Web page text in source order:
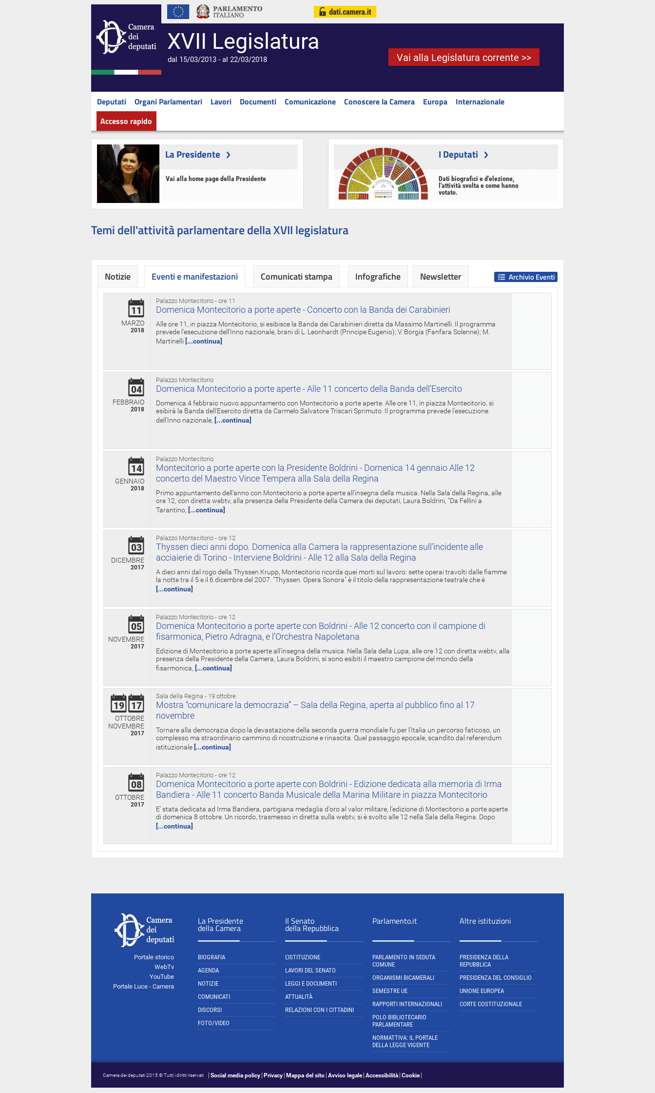
XVII Legislatura
dal 15/03/2013 - al 22/03/2018 Vai alla Legislatura corrente >>
Deputati Organi Parlamentari Lavori Documenti Comunicazione Conoscere la Camera Europa
Internazionale
Accesso rapido
La Presidente
Vai alla home page della Presidente
I Deputati
Dati biografici e d'elezione,
l'attività svolta e come hanno
votato.
Temi dell'attività parlamentare della XVII legislatura
Notizie Eventi e manifestazioni
Palazzo Montecitorio - ore 11
11
MARZO
2018
Domenica Montecitorio a porte aperte - Concerto con la Banda dei Carabinieri
Alle ore 11, in piazza Montecitorio, si esibisce la Banda dei Carabinieri diretta da Massimo Martinelli. Il programma
prevede l'esecuzione dell'Inno nazionale, brani di L. Leonhardt (Principe Eugenio); V. Borgia (Fanfara Solenne); M.
Martinelli [...continua]
Palazzo Montecitorio
04
FEBBRAIO
2018
Domenica Montecitorio a porte aperte - Alle 11 concerto della Banda dell’Esercito
Domenica 4 febbraio nuovo appuntamento con Montecitorio a porte aperte. Alle ore 11, in piazza Montecitorio, si
esibirà la Banda dell'Esercito diretta da Carmelo Salvatore Triscari Sprimuto. Il programma prevede l'esecuzione
dell'Inno nazionale, [...continua]
Palazzo Montecitorio
14
GENNAIO
2018
Montecitorio a porte aperte con la Presidente Boldrini - Domenica 14 gennaio Alle 12
concerto del Maestro Vince Tempera alla Sala della Regina
Primo appuntamento dell'anno con Montecitorio a porte aperte all'insegna della musica. Nella Sala della Regina, alle
ore 12, con diretta webtv, alla presenza della Presidente della Camera dei deputati, Laura Boldrini, "Da Fellini a
Tarantino, [...continua]
Palazzo Montecitorio - ore 12
03
DICEMBRE
2017
Thyssen dieci anni dopo. Domenica alla Camera la rappresentazione sull’incidente alle
acciaierie di Torino - Interviene Boldrini - Alle 12 alla Sala della Regina
A dieci anni dal rogo della Thyssen Krupp, Montecitorio ricorda quei morti sul lavoro: sette operai travolti dalle fiamme
la notte tra il 5 e il 6 dicembre del 2007. "Thyssen. Opera Sonora" è il titolo della rappresentazione teatrale che è
[...continua]
Palazzo Montecitorio - ore 12
05
NOVEMBRE
2017
Domenica Montecitorio a porte aperte con Boldrini - Alle 12 concerto con il campione di
fisarmonica, Pietro Adragna, e l’Orchestra Napoletana
Edizione di Montecitorio a porte aperte all'insegna della musica. Nella Sala della Lupa, alle ore 12 con diretta webtv, alla
presenza della Presidente della Camera, Laura Boldrini, si sono esibiti il maestro campione del mondo della
fisarmonica, [...continua]
Sala della Regina - 19 ottobre
19 17
OTTOBRE
NOVEMBRE
2017
Mostra “comunicare la democrazia” – Sala della Regina, aperta al pubblico fino al 17
novembre
Tornare alla democrazia dopo la devastazione della seconda guerra mondiale fu per l'Italia un percorso faticoso, un
complesso ma straordinario cammino di ricostruzione e rinascita. Quel passaggio epocale, scandito dal referendum
istituzionale [...continua]
Palazzo Montecitorio - ore 12
08
OTTOBRE
2017
Domenica Montecitorio a porte aperte con Boldrini - Edizione dedicata alla memoria di Irma
Bandiera - Alle 11 concerto Banda Musicale della Marina Militare in piazza Montecitorio
E' stata dedicata ad Irma Bandiera, partigiana medaglia d'oro al valor militare, l'edizione di Montecitorio a porte aperte
di domenica 8 ottobre. Un ricordo, trasmesso in diretta sulla webtv, si è svolto alle 12 nella Sala della Regina. Dopo
[...continua]
Archivio Eventi
Comunicati stampa Infografiche Newsletter
Portale storico
WebTv
YouTube
Portale Luce - Camera
La Presidente
della Camera
BIOGRAFIA
AGENDA
NOTIZIE
COMUNICATI
DISCORSI
FOTO/VIDEO
Il Senato
della Repubblica
L'ISTITUZIONE
LAVORI DEL SENATO
LEGGI E DOCUMENTI
ATTUALITÀ
RELAZIONI CON I CITTADINI
Parlamento.it
PARLAMENTO IN SEDUTA
COMUNE
ORGANISMI BICAMERALI
SEMESTRE UE
RAPPORTI INTERNAZIONALI
POLO BIBLIOTECARIO
PARLAMENTARE
NORMATTIVA: IL PORTALE
DELLA LEGGE VIGENTE
Altre istituzioni
PRESIDENZA DELLA
REPUBBLICA
PRESIDENZA DEL CONSIGLIO
UNIONE EUROPEA
CORTE COSTITUZIONALE
Camera dei deputati 2015 © Tutti i diritti riservati Social media policy Privacy Mappa del sito Avviso legale Accessibilità Cookie